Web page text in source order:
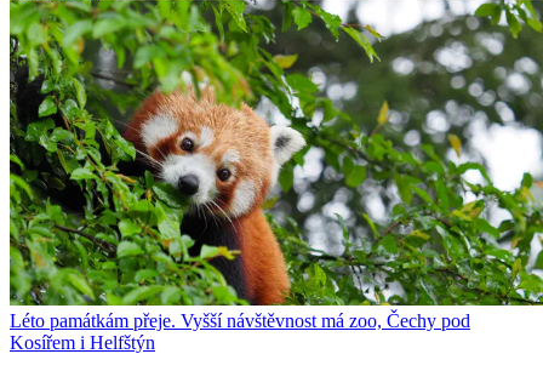
Léto památkám přeje. Vyšší návštěvnost má zoo, Čechy pod
Kosířem i Helfštýn